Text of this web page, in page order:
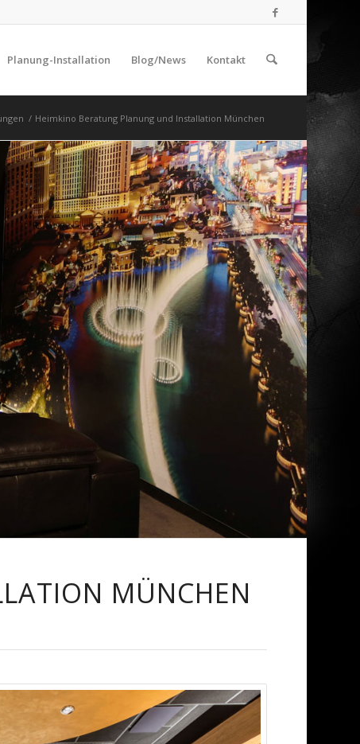
Planung-Installation Blog/News Kontakt
/ Heimkino Beratung Planung und Installation München
MÜNCHEN